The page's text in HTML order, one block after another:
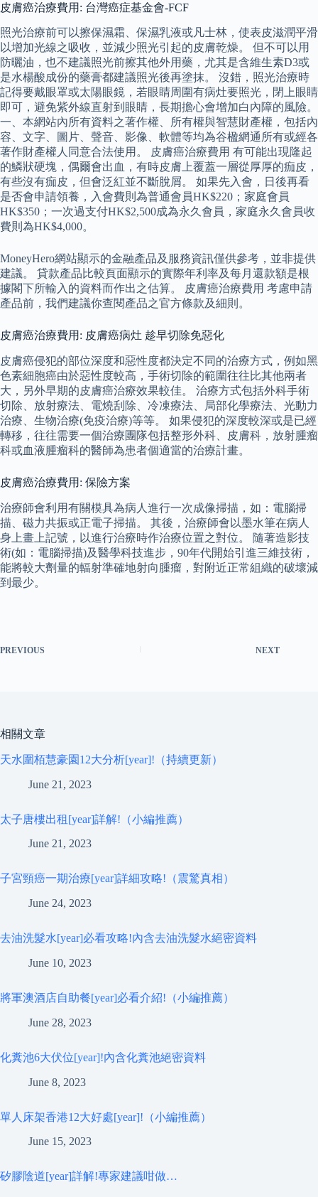
皮膚癌治療費用: 台灣癌症基金會-FCF
照光治療前可以擦保濕霜、保濕乳液或凡士林，使表皮滋潤平滑
以增加光線之吸收，並減少照光引起的皮膚乾燥。 但不可以用
防曬油，也不建議照光前擦其他外用藥，尤其是含維生素D3或
是水楊酸成份的藥膏都建議照光後再塗抹。 沒錯，照光治療時
記得要戴眼罩或太陽眼鏡，若眼睛周圍有病灶要照光，閉上眼睛
即可，避免紫外線直射到眼睛，長期擔心會增加白內障的風險。
一、本網站內所有資料之著作權、所有權與智慧財產權，包括內
容、文字、圖片、聲音、影像、軟體等均為谷楹網通所有或經各
著作財產權人同意合法使用。 皮膚癌治療費用 有可能出現隆起
的鱗狀硬塊，偶爾會出血，有時皮膚上覆蓋一層從厚厚的痂皮，
有些沒有痂皮，但會泛紅並不斷脫屑。 如果先入會，日後再看
是否會申請領養，入會費則為普通會員HK$220；家庭會員
HK$350；一次過支付HK$2,500成為永久會員，家庭永久會員收
費則為HK$4,000。
MoneyHero網站顯示的金融產品及服務資訊僅供參考，並非提供
建議。 貸款產品比較頁面顯示的實際年利率及每月還款額是根
據閣下所輸入的資料而作出之估算。 皮膚癌治療費用 考慮申請
產品前，我們建議你查閱產品之官方條款及細則。
皮膚癌治療費用: 皮膚癌病灶 趁早切除免惡化
皮膚癌侵犯的部位深度和惡性度都決定不同的治療方式，例如黑
色素細胞癌由於惡性度較高，手術切除的範圍往往比其他兩者
大，另外早期的皮膚癌治療效果較佳。 治療方式包括外科手術
切除、放射療法、電燒刮除、冷凍療法、局部化學療法、光動力
治療、生物治療(免疫治療)等等。 如果侵犯的深度較深或是已經
轉移，往往需要一個治療團隊包括整形外科、皮膚科，放射腫瘤
科或血液腫瘤科的醫師為患者個適當的治療計畫。
皮膚癌治療費用: 保險方案
治療師會利用有關模具為病人進行一次成像掃描，如：電腦掃
描、磁力共振或正電子掃描。 其後，治療師會以墨水筆在病人
身上畫上記號，以進行治療時作治療位置之對位。 隨著造影技
術(如：電腦掃描)及醫學科技進步，90年代開始引進三維技術，
能將較大劑量的輻射準確地射向腫瘤，對附近正常組織的破壞減
到最少。
PREVIOUS NEXT
相關文章
天水圍栢慧豪園12大分析[year]!（持續更新）
June 21, 2023
太子唐樓出租[year]詳解!（小編推薦）
June 21, 2023
子宮頸癌一期治療[year]詳細攻略!（震驚真相）
June 24, 2023
去油洗髮水[year]必看攻略!內含去油洗髮水絕密資料
June 10, 2023
將軍澳酒店自助餐[year]必看介紹!（小編推薦）
June 28, 2023
化糞池6大伏位[year]!內含化糞池絕密資料
June 8, 2023
單人床架香港12大好處[year]!（小編推薦）
June 15, 2023
矽膠陰道[year]詳解!專家建議咁做…